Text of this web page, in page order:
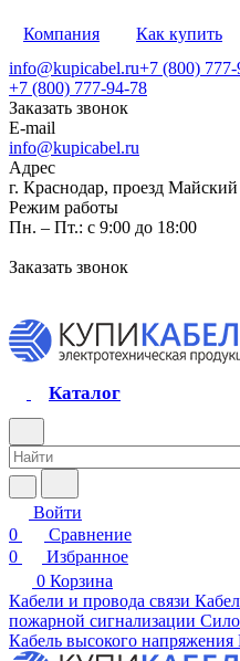
Компания Как купить
info@kupicabel.ru+7 (800)
+7 (800) 777-94-78
Заказать звонок
E-mail
info@kupicabel.ru
Адрес
г. Краснодар, проезд
Режим работы
Пн. – Пт.: с 9:00 до 18:00
Заказать звонок
Каталог
Войти
0
Сравнение
0
Избранное
0 Корзина
Кабели и провода связи
пожарной сигнализации
Кабель высокого напряжения